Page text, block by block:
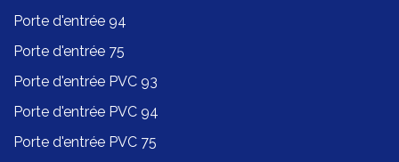
Porte d'entrée 94
Porte d'entrée 75
Porte d'entrée PVC 93
Porte d'entrée PVC 94
Porte d'entrée PVC 75